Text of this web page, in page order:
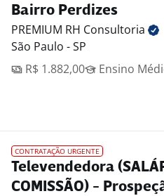
Bairro Perdizes
PREMIUM RH Consultoria
São Paulo - SP
R$ 1.882,00
Ensino
CONTRATAÇÃO URGENTE
Televendedora
COMISSÃO) -